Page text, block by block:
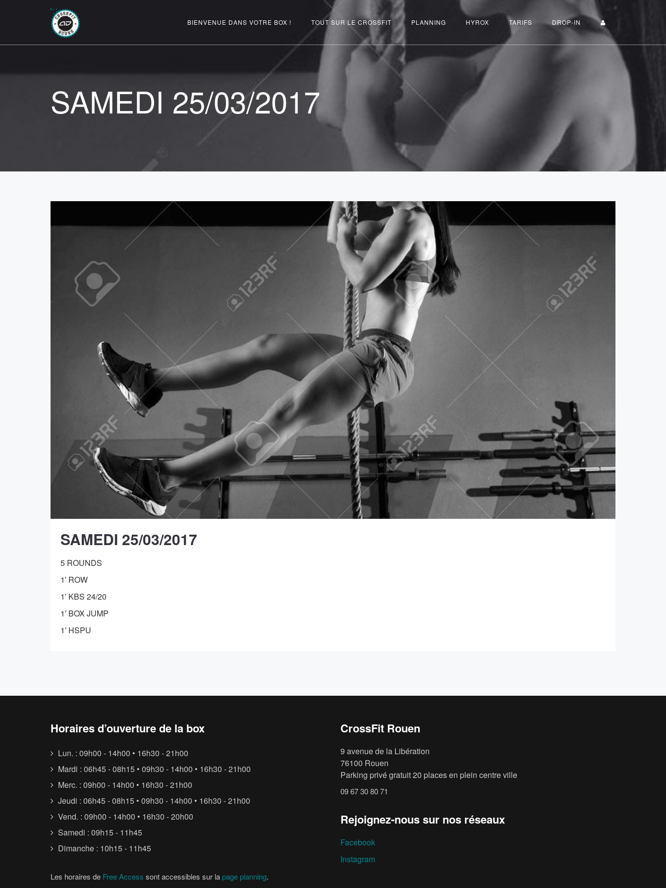
BIENVENUE DANS VOTRE BOX ! TOUT SUR LE CROSSFIT PLANNING HYROX TARIFS DROP-IN
SAMEDI 25/03/2017
SAMEDI 25/03/2017
5 ROUNDS
1′ ROW
1′ KBS 24/20
1′ BOX JUMP
1′ HSPU
Horaires d’ouverture de la box
Lun. : 09h00 - 14h00 • 16h30 - 21h00
Mardi : 06h45 - 08h15 • 09h30 - 14h00 • 16h30 - 21h00
Merc. : 09h00 - 14h00 • 16h30 - 21h00
Jeudi : 06h45 - 08h15 • 09h30 - 14h00 • 16h30 - 21h00
Vend. : 09h00 - 14h00 • 16h30 - 20h00
Samedi : 09h15 - 11h45
Dimanche : 10h15 - 11h45
Les horaires de Free Access sont accessibles sur la page planning.
CrossFit Rouen
9 avenue de la Libération
76100 Rouen
Parking privé gratuit 20 places en plein centre ville
09 67 30 80 71
Rejoignez-nous sur nos réseaux
Facebook
Instagram